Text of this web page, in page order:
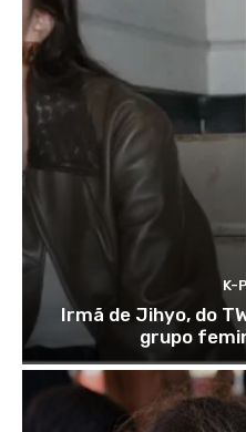
K-
Irmã de Jihyo, do
grupo